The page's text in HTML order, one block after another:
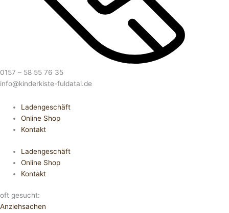
0157 – 58 55 76 35
info@kinderkiste-fuldatal.de
Ladengeschäft
Online Shop
Kontakt
Ladengeschäft
Online Shop
Kontakt
oft gesucht:
Anziehsachen